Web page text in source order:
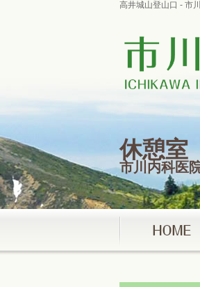
高井城山登山口 - 市
休憩室
市川内科医